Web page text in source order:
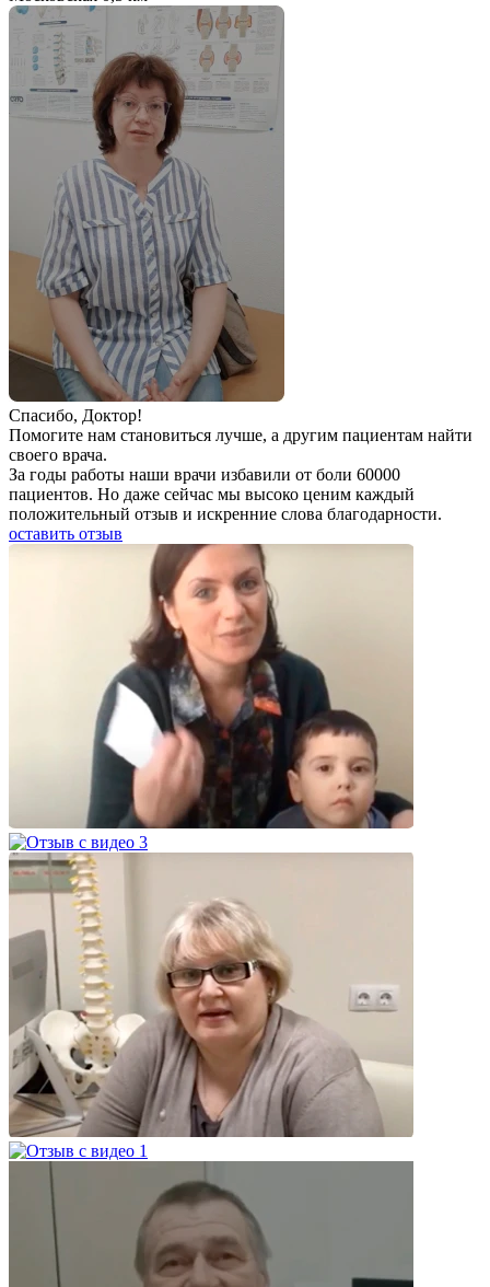
Спаcибо, Доктор!
Помогите нам становиться лучше, а другим пациентам найти
своего врача.
За годы работы наши врачи избавили от боли 60000
пациентов. Но даже сейчас мы высоко ценим каждый
положительный отзыв и искренние слова благодарности.
оставить отзыв